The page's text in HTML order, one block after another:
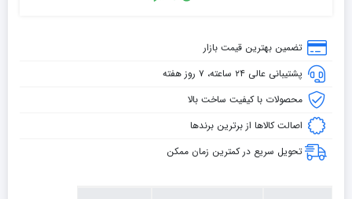
تضمین بهترین قیمت بازار
پشتیبانی عالی ۲۴ ساعته، ۷ روز هفته
محصولات با کیفیت ساخت بالا
اصالت کالاها از برترین برندها
تحویل سریع در کمترین زمان ممکن